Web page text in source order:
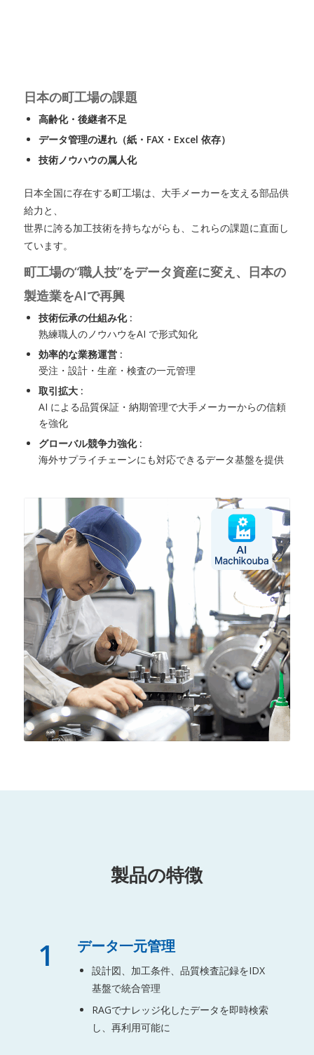
日本の町工場の課題
高齢化・後継者不足
データ管理の遅れ（紙・FAX・Excel 依存）
技術ノウハウの属人化
日本全国に存在する町工場は、大手メーカーを支える部品供
給力と、
世界に誇る加工技術を持ちながらも、これらの課題に直面し
ています。
町工場の“職人技”をデータ資産に変え、日本の
製造業をAIで再興
技術伝承の仕組み化 :
熟練職人のノウハウをAI で形式知化
効率的な業務運営 :
受注・設計・生産・検査の一元管理
取引拡大 :
AI による品質保証・納期管理で大手メーカーからの信頼
を強化
グローバル競争力強化 :
海外サプライチェーンにも対応できるデータ基盤を提供
製品の特徴
1 データ一元管理
設計図、加工条件、品質検査記録をIDX
基盤で統合管理
RAGでナレッジ化したデータを即時検索
し、再利用可能に